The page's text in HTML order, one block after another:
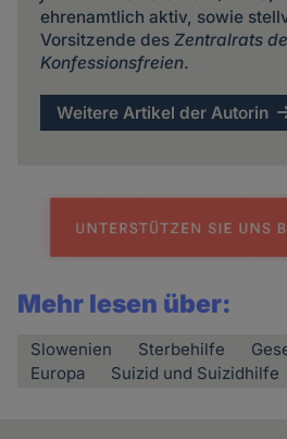
ehrenamtlich aktiv, sowie
Vorsitzende des Zentralrats
Konfessionsfreien.
Weitere Artikel der Autorin
Mehr lesen über:
Slowenien Sterbehilfe
Europa
Suizid und Suizidhilfe